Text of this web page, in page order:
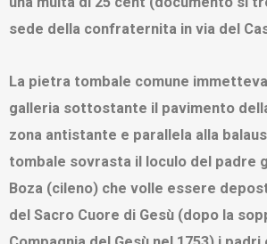
sede della confraternita in via del
La pietra tombale comune
galleria sottostante il pavimento
zona antistante e parallela alla
tombale sovrasta il loculo del padre
Boza (cileno) che volle essere
del Sacro Cuore di Gesù (dopo la